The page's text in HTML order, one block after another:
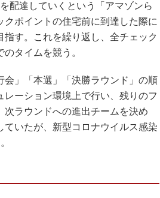
配達していくという「アマゾンら
ポイントの住宅前に到達した際に
す。これを繰り返し、全チェック
タイムを競う。
」「本選」「決勝ラウンド」の順
ーション環境上で行い、残りのフ
次ラウンドへの進出チームを決め
いたが、新型コロナウイルス感染